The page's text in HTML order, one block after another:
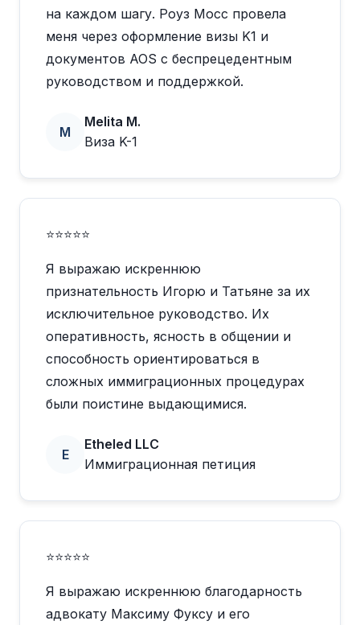
на каждом шагу. Роуз Мосс провела
меня через оформление визы K1 и
документов AOS с беспрецедентным
руководством и поддержкой.
M
Melita M.
Виза K-1
⭐⭐⭐⭐⭐
Я выражаю искреннюю
признательность Игорю и Татьяне за их
исключительное руководство. Их
оперативность, ясность в общении и
способность ориентироваться в
сложных иммиграционных процедурах
были поистине выдающимися.
E
Etheled LLC
Иммиграционная петиция
⭐⭐⭐⭐⭐
Я выражаю искреннюю благодарность
адвокату Максиму Фуксу и его